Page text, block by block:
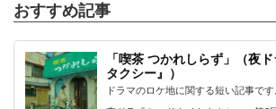
おすすめ記事
「喫茶 つかれしらず」（夜
タクシー』）
ドラマのロケ地に関する短い記事です